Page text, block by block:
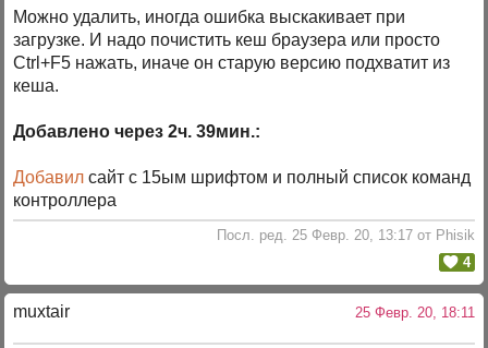
Можно удалить, иногда ошибка выскакивает при
загрузке. И надо почистить кеш браузера или просто
Ctrl+F5 нажать, иначе он старую версию подхватит из
кеша.
Добавлено через 2ч. 39мин.:
Добавилсайт с 15ым шрифтом и полный список команд
контроллера
Посл. ред. 25 Февр. 20, 13:17 от Phisik
4
muxtair 25 Февр. 20, 18:11